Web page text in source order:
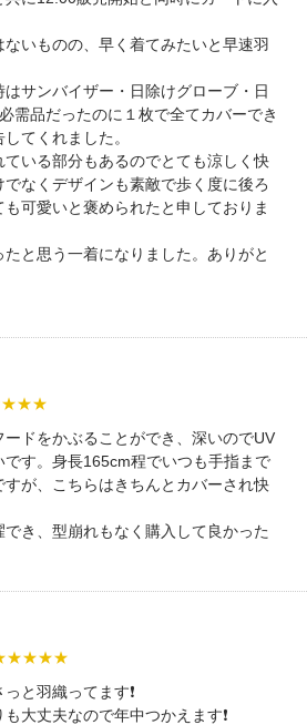
いものの、早く着てみたいと早速羽
サンバイザー・日除けグローブ・日
需品だったのに１枚で全てカバーでき
てくれました。
いる部分もあるのでとても涼しく快
なくデザインも素敵で歩く度に後ろ
可愛いと褒められたと申しておりま
と思う一着になりました。ありがと
ドをかぶることができ、深いのでUV
す。身長165cm程でいつも手指まで
が、こちらはきちんとカバーされ快
でき、型崩れもなく購入して良かった
と羽織ってます❗️
大丈夫なので年中つかえます❗️